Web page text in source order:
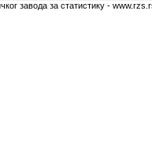
завода за статистику -